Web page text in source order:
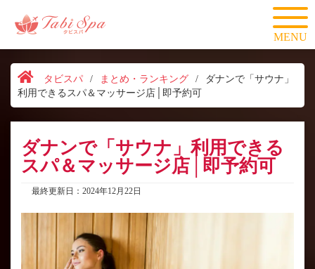
MENU
タビスパ / まとめ・ランキング /
ダナンで「サウナ」
利用できるスパ＆マッサージ店│即予約可
ダナンで「サウナ」利用できる
スパ＆マッサージ店│即予約可
最終更新日：2024年12月22日